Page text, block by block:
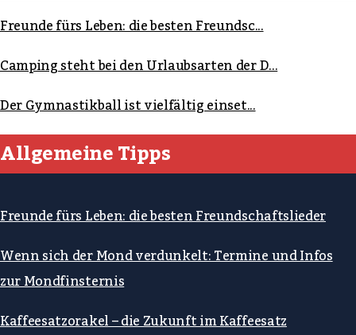
Freunde fürs Leben: die besten Freundsc...
Camping steht bei den Urlaubsarten der D...
Der Gymnastikball ist vielfältig einset...
Allgemeine Tipps
Freunde fürs Leben: die besten Freundschaftslieder
Wenn sich der Mond verdunkelt: Termine und Infos
zur Mondfinsternis
Kaffeesatzorakel – die Zukunft im Kaffeesatz